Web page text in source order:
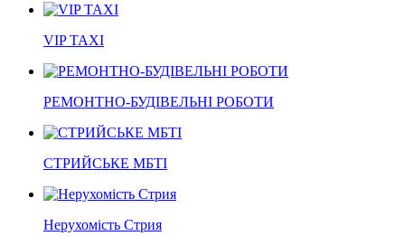
VIP TAXI
РЕМОНТНО-БУДІВЕЛЬНІ РОБОТИ
СТРИЙСЬКЕ МБТІ
Нерухомість Стрия